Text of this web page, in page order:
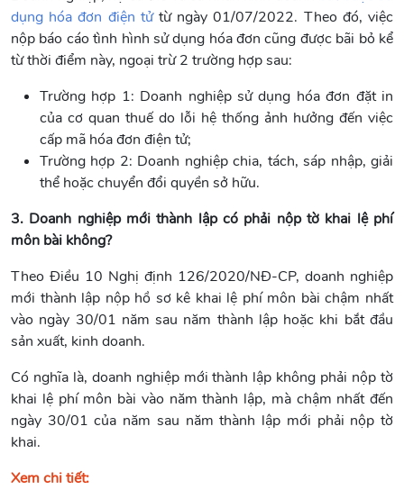
dụng hóa đơn điện tửtừ ngày 01/07/2022. Theo đó, việc
nộp báo cáo tình hình sử dụng hóa đơn cũng được bãi bỏ kể
từ thời điểm này, ngoại trừ 2 trường hợp sau:
Trường hợp 1: Doanh nghiệp sử dụng hóa đơn đặt in
của cơ quan thuế do lỗi hệ thống ảnh hưởng đến việc
cấp mã hóa đơn điện tử;
Trường hợp 2: Doanh nghiệp chia, tách, sáp nhập, giải
thể hoặc chuyển đổi quyền sở hữu.
3. Doanh nghiệp mới thành lập có phải nộp tờ khai lệ phí
môn bài không?
Theo Điều 10 Nghị định 126/2020/NĐ-CP, doanh nghiệp
mới thành lập nộp hồ sơ kê khai lệ phí môn bài chậm nhất
vào ngày 30/01 năm sau năm thành lập hoặc khi bắt đầu
sản xuất, kinh doanh.
Có nghĩa là, doanh nghiệp mới thành lập không phải nộp tờ
khai lệ phí môn bài vào năm thành lập, mà chậm nhất đến
ngày 30/01 của năm sau năm thành lập mới phải nộp tờ
khai.
Xem chi tiết: